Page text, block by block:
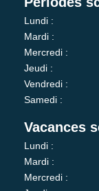
Lundi :
Mardi :
Mercredi :
Jeudi :
Vendredi :
Samedi :
Vacances
Lundi :
Mardi :
Mercredi :